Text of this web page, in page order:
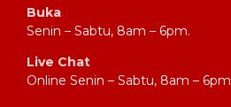
Buka
Senin – Sabtu, 8am – 6pm.
Live Chat
Online Senin – Sabtu, 8am –